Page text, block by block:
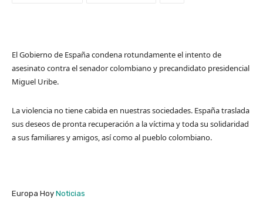
El Gobierno de España condena rotundamente el intento de
asesinato contra el senador colombiano y precandidato presidencial
Miguel Uribe.
La violencia no tiene cabida en nuestras sociedades. España traslada
sus deseos de pronta recuperación a​ la víctima y toda su solidaridad
a sus familiares y amigos,​ así como al pueblo colombiano.
Europa Hoy Noticias